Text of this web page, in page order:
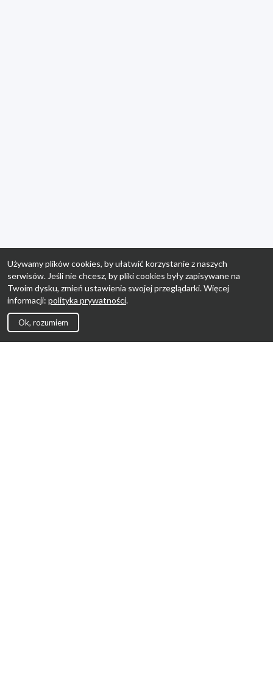
Używamy plików cookies, by ułatwić korzystanie z naszych
serwisów. Jeśli nie chcesz, by pliki cookies były zapisywane na
Twoim dysku, zmień ustawienia swojej przeglądarki. Więcej
informacji: polityka prywatności.
Ok, rozumiem